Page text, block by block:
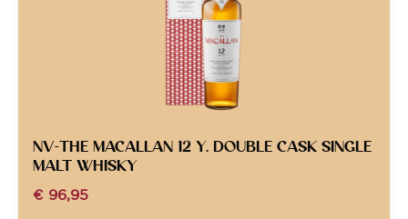
NV-THE MACALLAN 12 Y. DOUBLE CASK SINGLE
MALT WHISKY
€ 96,95